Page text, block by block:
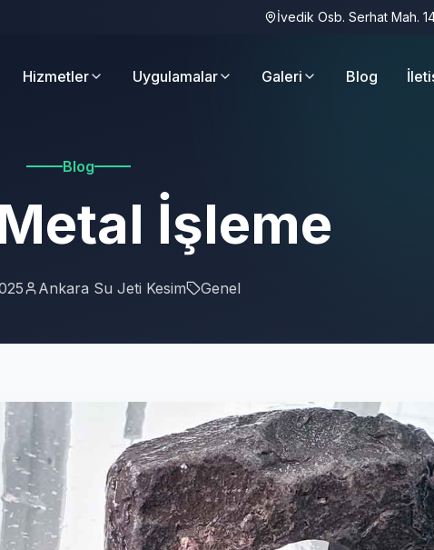
İvedik Osb. Serhat Mah.
Hizmetler Uygulamalar Galeri Blog
Blog
İşleme
Ankara Su Jeti Kesim Genel